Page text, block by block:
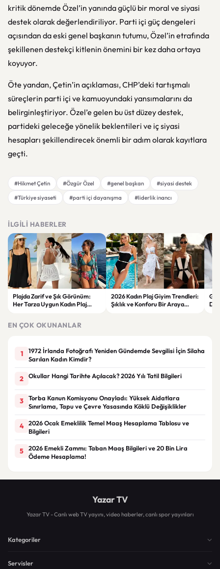
kritik dönemde Özel’in yanında güçlü bir moral ve siyasi
destek olarak değerlendiriliyor. Parti içi güç dengeleri
açısından da eski genel başkanın tutumu, Özel’in etrafında
şekillenen destekçi kitlenin önemini bir kez daha ortaya
koyuyor.
Öte yandan, Çetin’in açıklaması, CHP’deki tartışmalı
süreçlerin parti içi ve kamuoyundaki yansımalarını da
belirginleştiriyor. Özel’e gelen bu üst düzey destek,
partideki geleceğe yönelik beklentileri ve iç siyasi
hesapları şekillendirecek önemli bir adım olarak kayıtlara
geçti.
#Hikmet Çetin #Özgür Özel #genel başkan
#siyasi destek
#Türkiye siyaseti
#parti içi dayanışma #liderlik inancı
İLGILI HABERLER
Plajda Zarif ve Şık Görünüm:
Her Tarza Uygun Kadın Plaj
2026 Kadın Plaj Giyim Trendleri:
Şıklık ve Konforu Bir Araya
EN ÇOK OKUNANLAR
1
1972 İrlanda Fotoğrafı Yeniden Gündemde Sevgilisi İçin Silaha
Sarılan Kadın Kimdir?
2 Okullar Hangi Tarihte Açılacak? 2026 Yılı Tatil Bilgileri
3
Torba Kanun Komisyonu Onayladı: Yüksek Aidatlara
Sınırlama, Tapu ve Çevre Yasasında Köklü Değişiklikler
4
2026 Ocak Emeklilik Temel Maaş Hesaplama Tablosu ve
Bilgileri
5
2026 Emekli Zammı: Taban Maaş Bilgileri ve 20 Bin Lira
Ödeme Hesaplama!
Yazar TV
Yazar TV - Canlı web TV yayını, video haberler, canlı spor yayınları
Kategoriler
Servisler